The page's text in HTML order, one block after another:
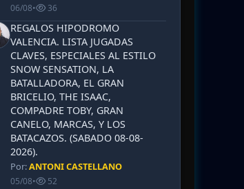
06/08• 36
REGALOS HIPODROMO
VALENCIA. LISTA JUGADAS
CLAVES, ESPECIALES AL ESTILO
SNOW SENSATION, LA
BATALLADORA, EL GRAN
BRICELIO, THE ISAAC,
COMPADRE TOBY, GRAN
CANELO, MARCAS, Y LOS
BATACAZOS. (SABADO 08-08-
2026).
Por:ANTONI CASTELLANO
05/08• 52